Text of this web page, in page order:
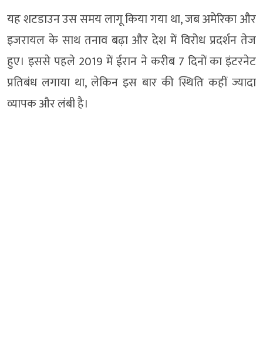
यह शटडाउन उस समय लागू किया गया था, जब अमेरिका और
इजरायल के साथ तनाव बढ़ा और देश में विरोध प्रदर्शन तेज
हुए। इससे पहले 2019 में ईरान ने करीब 7 दिनों का इंटरनेट
प्रतिबंध लगाया था, लेकिन इस बार की स्थिति कहीं ज्यादा
व्यापक और लंबी है।